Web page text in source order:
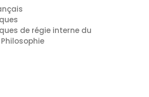
de régie interne du